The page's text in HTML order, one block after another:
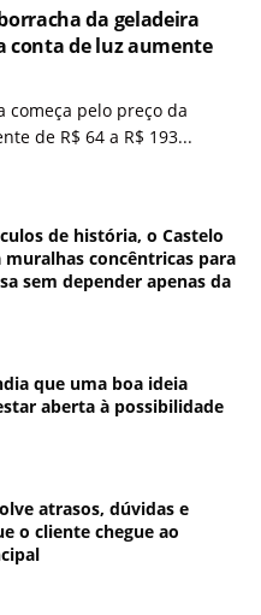
da geladeira
conta de luz aumente
começa pelo preço da
de R$ 64 a R$ 193...
de história, o Castelo
muralhas concêntricas para
sem depender apenas da
que uma boa ideia
aberta à possibilidade
atrasos, dúvidas e
o cliente chegue ao